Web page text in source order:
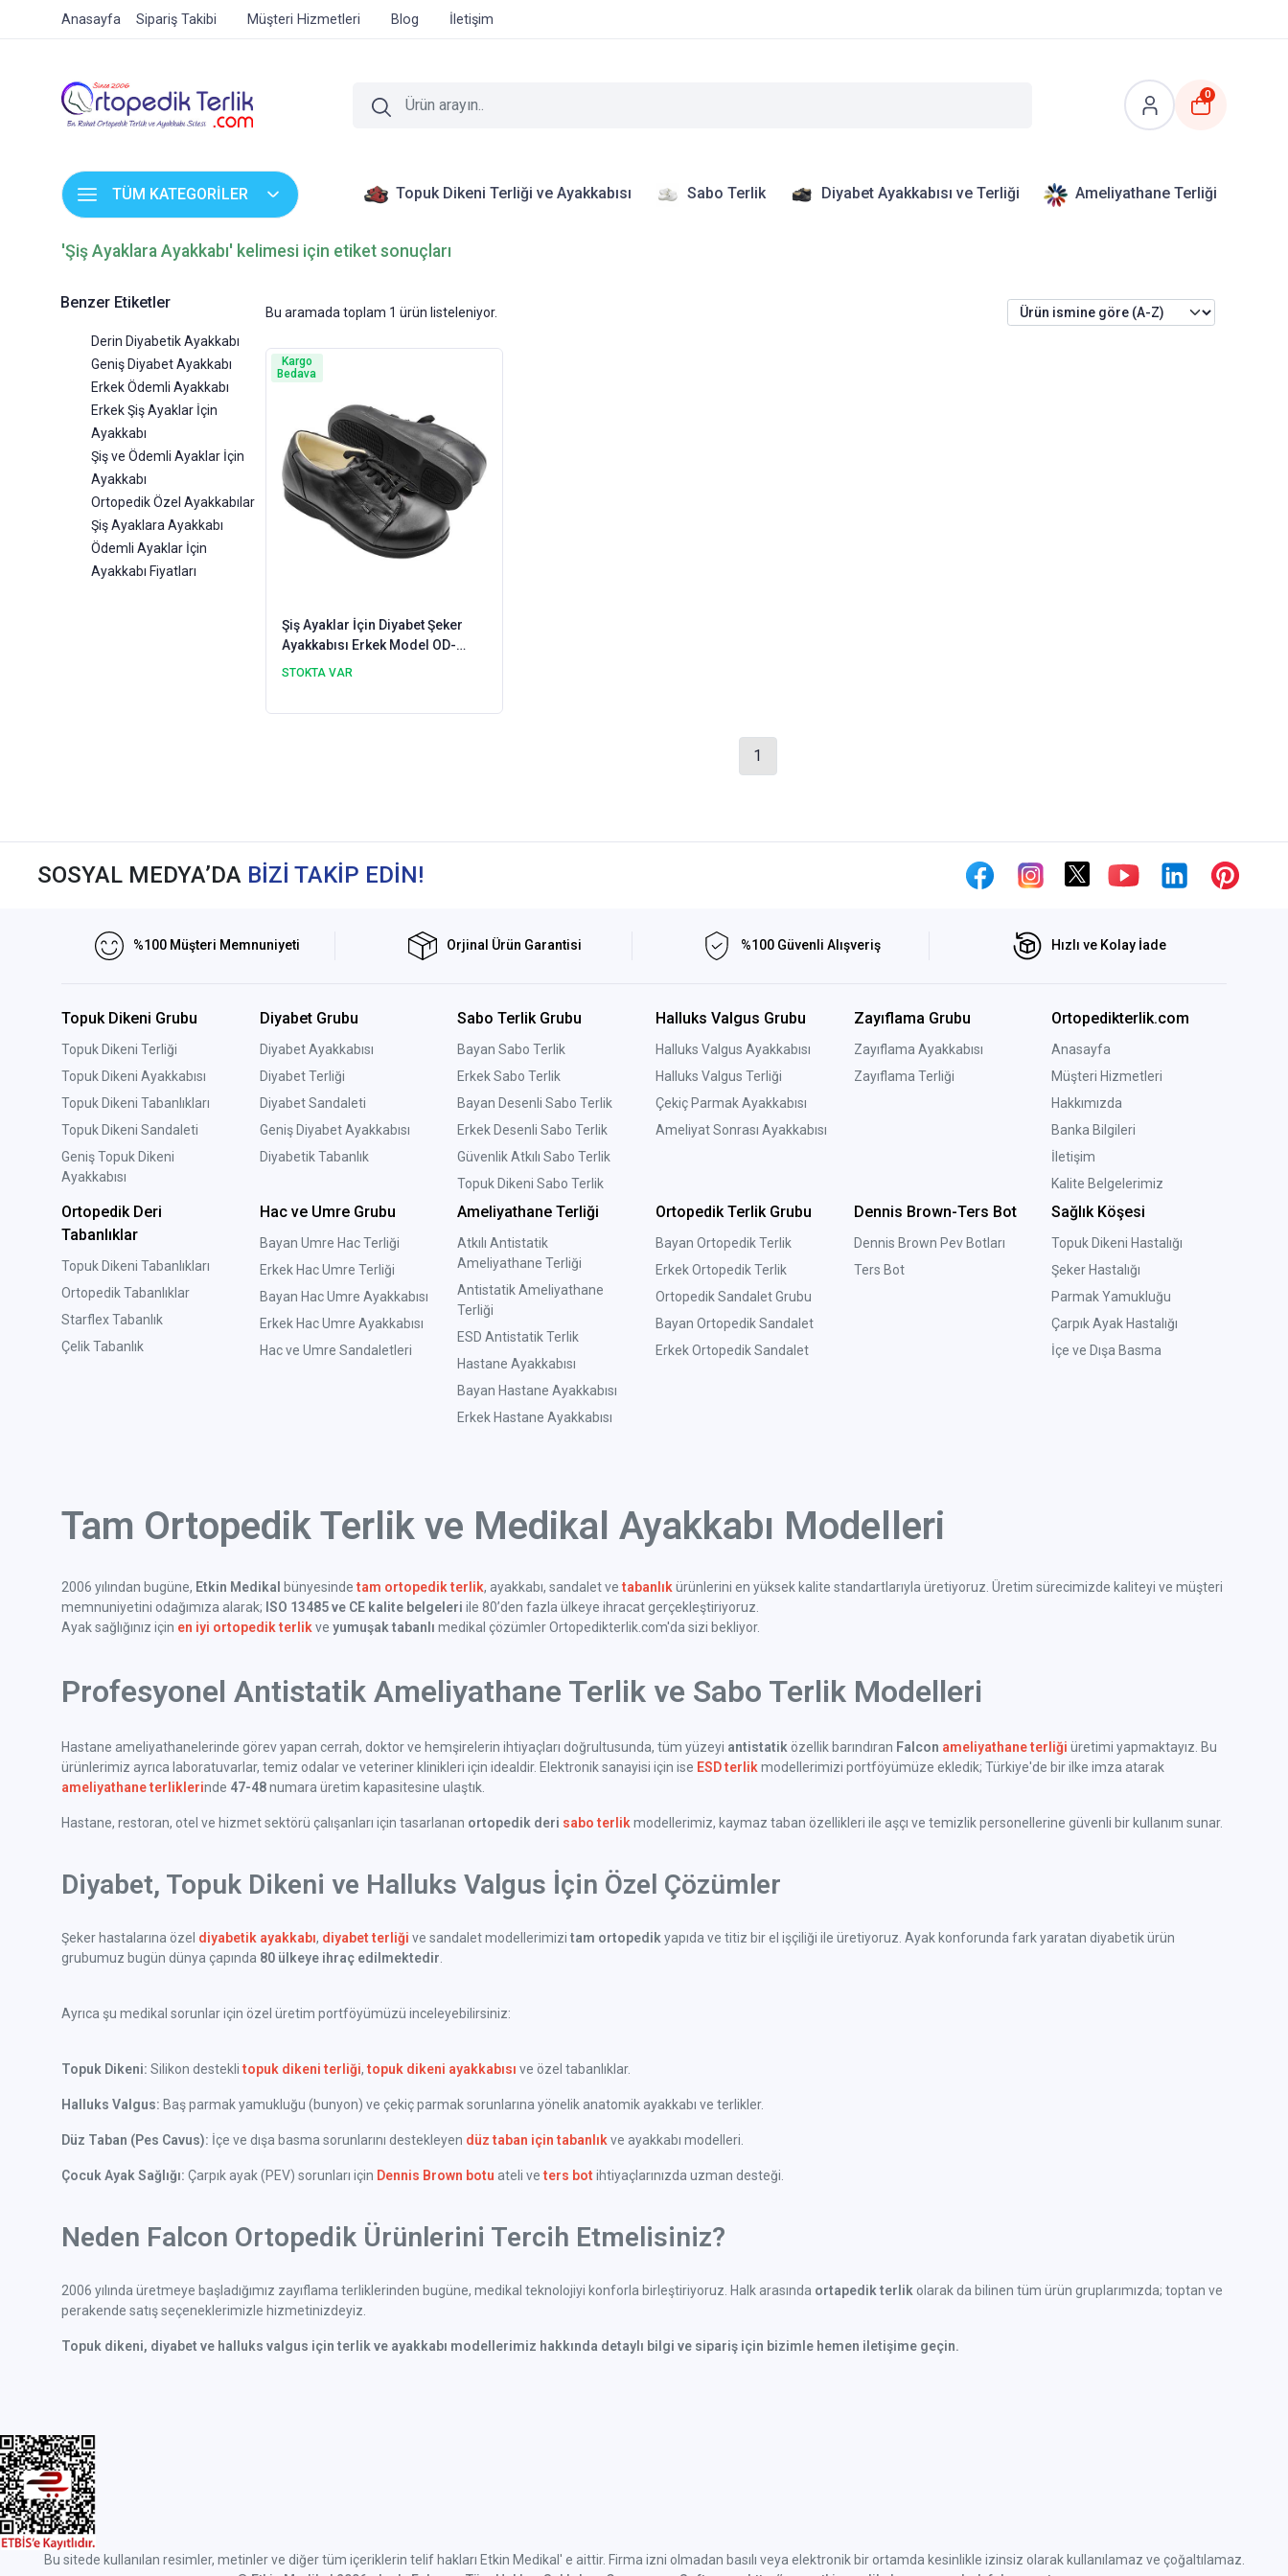
Anasayfa Sipariş Takibi Müşteri Hizmetleri Blog İletişim
0
TÜM KATEGORİLER Topuk Dikeni Terliği ve Ayakkabısı Sabo Terlik Diyabet Ayakkabısı ve Terliği Ameliyathane Terliği
'Şiş Ayaklara Ayakkabı' kelimesi için etiket sonuçları
Benzer Etiketler
Derin Diyabetik Ayakkabı
Geniş Diyabet Ayakkabı
Erkek Ödemli Ayakkabı
Erkek Şiş Ayaklar İçin
Ayakkabı
Şiş ve Ödemli Ayaklar İçin
Ayakkabı
Ortopedik Özel Ayakkabılar
Şiş Ayaklara Ayakkabı
Ödemli Ayaklar İçin
Ayakkabı Fiyatları
Bu aramada toplam 1 ürün listeleniyor.
Şiş Ayaklar İçin Diyabet Şeker
Ayakkabısı Erkek Model OD-
DG55S
STOKTA VAR
Kargo
Bedava
1
SOSYAL MEDYA’DA BİZİ TAKİP EDİN!
%100 Müşteri Memnuniyeti Orjinal Ürün Garantisi %100 Güvenli Alışveriş Hızlı ve Kolay İade
Topuk Dikeni Grubu
Topuk Dikeni Terliği
Topuk Dikeni Ayakkabısı
Topuk Dikeni Tabanlıkları
Topuk Dikeni Sandaleti
Geniş Topuk Dikeni
Ayakkabısı
Diyabet Grubu
Diyabet Ayakkabısı
Diyabet Terliği
Diyabet Sandaleti
Geniş Diyabet Ayakkabısı
Diyabetik Tabanlık
Sabo Terlik Grubu
Bayan Sabo Terlik
Erkek Sabo Terlik
Bayan Desenli Sabo Terlik
Erkek Desenli Sabo Terlik
Güvenlik Atkılı Sabo Terlik
Topuk Dikeni Sabo Terlik
Halluks Valgus Grubu
Halluks Valgus Ayakkabısı
Halluks Valgus Terliği
Çekiç Parmak Ayakkabısı
Ameliyat Sonrası Ayakkabısı
Zayıflama Grubu
Zayıflama Ayakkabısı
Zayıflama Terliği
Ortopedikterlik.com
Anasayfa
Müşteri Hizmetleri
Hakkımızda
Banka Bilgileri
İletişim
Kalite Belgelerimiz
Ortopedik Deri
Tabanlıklar
Topuk Dikeni Tabanlıkları
Ortopedik Tabanlıklar
Starflex Tabanlık
Çelik Tabanlık
Hac ve Umre Grubu
Bayan Umre Hac Terliği
Erkek Hac Umre Terliği
Bayan Hac Umre Ayakkabısı
Erkek Hac Umre Ayakkabısı
Hac ve Umre Sandaletleri
Ameliyathane Terliği
Atkılı Antistatik
Ameliyathane Terliği
Antistatik Ameliyathane
Terliği
ESD Antistatik Terlik
Hastane Ayakkabısı
Bayan Hastane Ayakkabısı
Erkek Hastane Ayakkabısı
Ortopedik Terlik Grubu
Bayan Ortopedik Terlik
Erkek Ortopedik Terlik
Ortopedik Sandalet Grubu
Bayan Ortopedik Sandalet
Erkek Ortopedik Sandalet
Dennis Brown-Ters Bot
Dennis Brown Pev Botları
Ters Bot
Sağlık Köşesi
Topuk Dikeni Hastalığı
Şeker Hastalığı
Parmak Yamukluğu
Çarpık Ayak Hastalığı
İçe ve Dışa Basma
Tam Ortopedik Terlik ve Medikal Ayakkabı Modelleri
2006 yılından bugüne, Etkin Medikal bünyesindetam ortopedik terlik, ayakkabı, sandalet vetabanlık ürünlerini en yüksek kalite standartlarıyla üretiyoruz. Üretim sürecimizde kaliteyi ve müşteri
memnuniyetini odağımıza alarak; ISO 13485 ve CE kalite belgeleri ile 80’den fazla ülkeye ihracat gerçekleştiriyoruz.
Ayak sağlığınız için en iyi ortopedik terlik ve yumuşak tabanlı medikal çözümler Ortopedikterlik.com'da sizi bekliyor.
Profesyonel Antistatik Ameliyathane Terlik ve Sabo Terlik Modelleri
Hastane ameliyathanelerinde görev yapan cerrah, doktor ve hemşirelerin ihtiyaçları doğrultusunda, tüm yüzeyi antistatik özellik barındıran Falcon ameliyathane terliği üretimi yapmaktayız. Bu
ürünlerimiz ayrıca laboratuvarlar, temiz odalar ve veteriner klinikleri için idealdir. Elektronik sanayisi için ise ESD terlik modellerimizi portföyümüze ekledik; Türkiye'de bir ilke imza atarak
ameliyathane terliklerinde 47-48numara üretim kapasitesine ulaştık.
Hastane, restoran, otel ve hizmet sektörü çalışanları için tasarlanan ortopedik deri sabo terlik modellerimiz, kaymaz taban özellikleri ile aşçı ve temizlik personellerine güvenli bir kullanım sunar.
Diyabet, Topuk Dikeni ve Halluks Valgus İçin Özel Çözümler
Şeker hastalarına özel diyabetik ayakkabı, diyabet terliği ve sandalet modellerimizi tam ortopedik yapıda ve titiz bir el işçiliği ile üretiyoruz. Ayak konforunda fark yaratan diyabetik ürün
grubumuz bugün dünya çapında 80 ülkeye ihraç edilmektedir
Ayrıca şu medikal sorunlar için özel üretim portföyümüzü inceleyebilirsiniz:
Topuk Dikeni: Silikon desteklitopuk dikeni terliği,topuk dikeni ayakkabısı ve özel tabanlıklar.
Halluks Valgus: Baş parmak yamukluğu (bunyon) ve çekiç parmak sorunlarına yönelik anatomik ayakkabı ve terlikler.
Düz Taban (Pes Cavus): İçe ve dışa basma sorunlarını destekleyen düz taban için tabanlık ve ayakkabı modelleri.
Çocuk Ayak Sağlığı: Çarpık ayak (PEV) sorunları için Dennis Brown botu ateli veters bot ihtiyaçlarınızda uzman desteği.
Neden Falcon Ortopedik Ürünlerini Tercih Etmelisiniz?
2006 yılında üretmeye başladığımız zayıflama terliklerinden bugüne, medikal teknolojiyi konforla birleştiriyoruz. Halk arasında ortapedik terlik olarak da bilinen tüm ürün gruplarımızda; toptan ve
perakende satış seçeneklerimizle hizmetinizdeyiz.
Topuk dikeni, diyabet ve halluks valgus için terlik ve ayakkabı modellerimiz hakkında detaylı bilgi ve sipariş için bizimle hemen iletişime geçin.
Bu sitede kullanılan resimler, metinler ve diğer tüm içeriklerin telif hakları Etkin Medikal' e aittir. Firma izni olmadan basılı veya elektronik bir ortamda kesinlikle izinsiz olarak kullanılamaz ve çoğaltılamaz.